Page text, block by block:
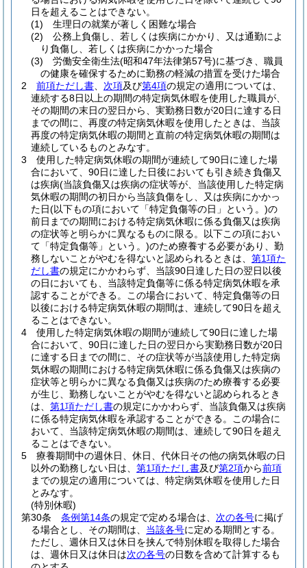
日を超えることはできない。
(1)
生理日の就業が著しく困難な場合
(2)
公務上負傷し、若しくは疾病にかかり、又は通勤によ
り負傷し、若しくは疾病にかかった場合
(3)
労働安全衛生法(昭和47年法律第57号)に基づき、職員
の健康を確保するために勤務の軽減の措置を受けた場合
2
前項ただし書 次項及び第4項の規定の適用については、
連続する8日以上の期間の特定病気休暇を使用した職員が、
その期間の末日の翌日から、実勤務日数が20日に達する日
までの間に、再度の特定病気休暇を使用したときは、当該
再度の特定病気休暇の期間と直前の特定病気休暇の期間は
連続しているものとみなす。
3
使用した特定病気休暇の期間が連続して90日に達した場
合において、90日に達した日後においても引き続き負傷又
は疾病(当該負傷又は疾病の症状等が、当該使用した特定病
気休暇の期間の初日から当該負傷をし、又は疾病にかかっ
た日(以下もの項において「特定負傷等の日」という。)の
前日までの期間における特定病気休暇に係る負傷又は疾病
の症状等と明らかに異なるものに限る。以下この項におい
て「特定負傷等」という。)のため療養する必要があり、勤
務しないことがやむを得ないと認められるときは、 第1項た
だし書の規定にかかわらず、当該90日達した日の翌日以後
の日においても、当該特定負傷等に係る特定病気休暇を承
認することができる。
この場合において、特定負傷等の日
以後における特定病気休暇の期間は、連続して90日を超え
ることはできない。
4
使用した特定病気休暇の期間が連続して90日に達した場
合において、90日に達した日の翌日から実勤務日数が20日
に達する日までの間に、その症状等が当該使用した特定病
気休暇の期間における特定病気休暇に係る負傷又は疾病の
症状等と明らかに異なる負傷又は疾病のため療養する必要
が生じ、勤務しないことがやむを得ないと認められるとき
は、 第1項ただし書の規定にかかわらず、当該負傷又は疾病
に係る特定病気休暇を承認することができる。
この場合に
おいて、当該特定病気休暇の期間は、連続して90日を超え
ることはできない。
5
療養期間中の週休日、休日、代休日その他の病気休暇の日
以外の勤務しない日は、 第1項ただし書及び第2項から前項
までの規定の適用については、特定病気休暇を使用した日
とみなす。
(特別休暇)
第30条
条例第14条の規定で定める場合は、 次の各号に掲げ
る場合とし、その期間は、 当該各号に定める期間とする。
ただし、週休日又は休日を挟んで特別休暇を取得した場合
は、週休日又は休日は次の各号の日数を含めて計算するも